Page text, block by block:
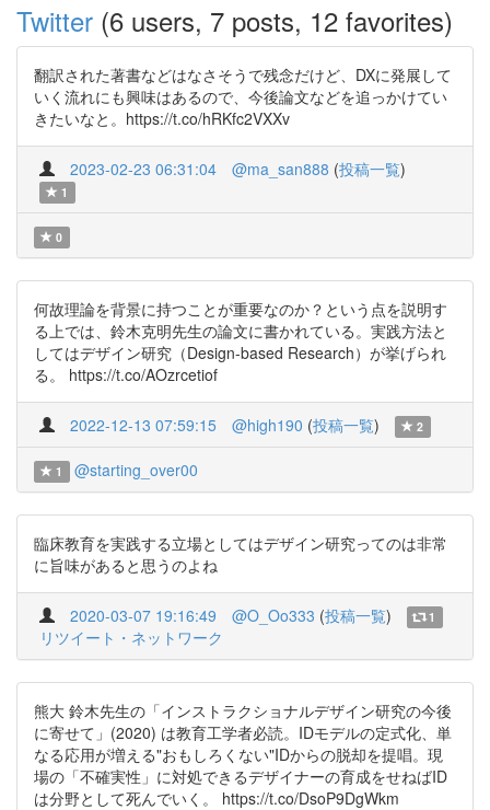
Twitter (6 users, 7 posts, 12 favorites)
翻訳された著書などはなさそうで残念だけど、DXに発展して
いく流れにも興味はあるので、今後論文などを追っかけてい
きたいなと。https://t.co/hRKfc2VXXv
2023-02-23 06:31:04 @ma_san888 (投稿一覧)
1
0
何故理論を背景に持つことが重要なのか？という点を説明す
る上では、鈴木克明先生の論文に書かれている。実践方法と
してはデザイン研究（Design-based Research）が挙げられ
る。 https://t.co/AOzrcetiof
2022-12-13 07:59:15 @high190 (投稿一覧) 2
1 @starting_over00
臨床教育を実践する立場としてはデザイン研究ってのは非常
に旨味があると思うのよね
2020-03-07 19:16:49 @O_Oo333 (投稿一覧) 1
リツイート・ネットワーク
熊大 鈴木先生の「インストラクショナルデザイン研究の今後
に寄せて」(2020) は教育工学者必読。IDモデルの定式化、単
なる応用が増える"おもしろくない"IDからの脱却を提唱。現
場の「不確実性」に対処できるデザイナーの育成をせねばID
は分野として死んでいく。 https://t.co/DsoP9DgWkm